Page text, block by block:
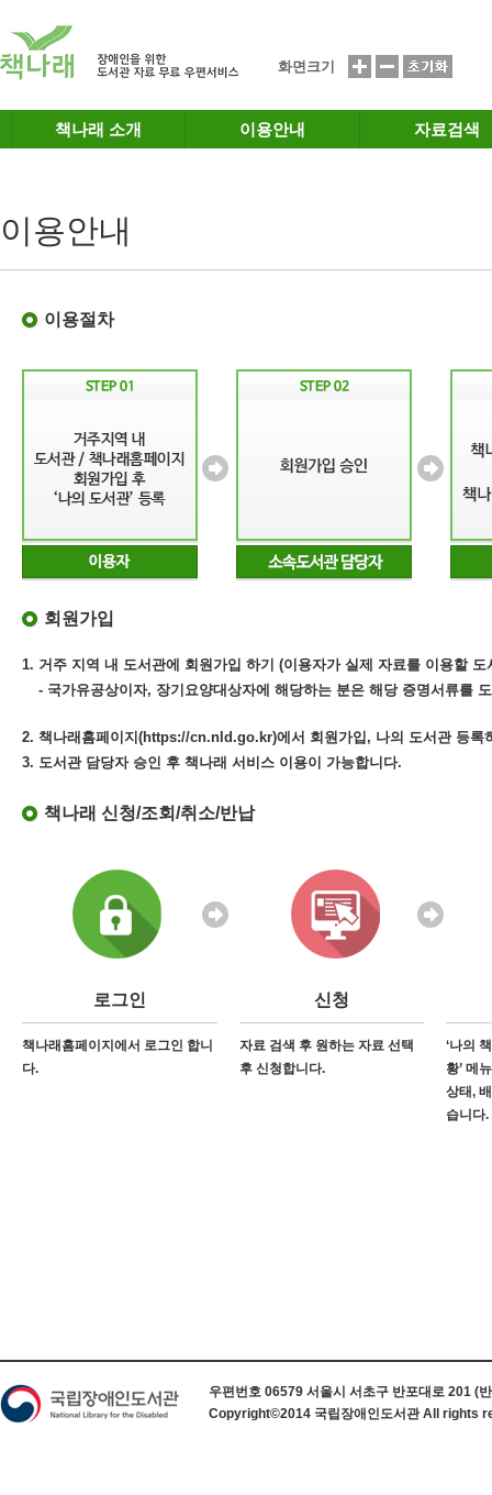
화면크기
책나래 소개 이용안내 자료검색
이용안내
이용절차
회원가입
1. 거주 지역 내 도서관에 회원가입 하기 (이용자가 실제 자료를 이용할 도
- 국가유공상이자, 장기요양대상자에 해당하는 분은 해당 증명서류를
2. 책나래홈페이지(https://cn.nld.go.kr)에서 회원가입, 나의 도서관 등록
3. 도서관 담당자 승인 후 책나래 서비스 이용이 가능합니다.
책나래 신청/조회/취소/반납
로그인
책나래홈페이지에서 로그인 합니
다.
신청
자료 검색 후 원하는 자료 선택
후 신청합니다.
‘나의
황’ 메
상태,
습니다.
우편번호 06579 서울시 서초구 반포대로 201 (
Copyright©2014 국립장애인도서관 All rights